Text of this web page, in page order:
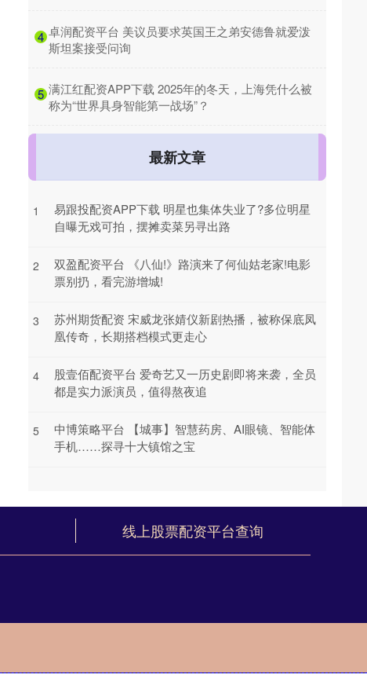
4 ​卓润配资平台 美议员要求英国王之弟安德鲁就爱泼
斯坦案接受问询
5 ​满江红配资APP下载 2025年的冬天，上海凭什么被
称为“世界具身智能第一战场”？
最新文章
1
易跟投配资APP下载 明星也集体失业了?多位明星
自曝无戏可拍，摆摊卖菜另寻出路
2
双盈配资平台 《八仙!》路演来了何仙姑老家!电影
票别扔，看完游增城!
3
苏州期货配资 宋威龙张婧仪新剧热播，被称保底凤
凰传奇，长期搭档模式更走心
4
股壹佰配资平台 爱奇艺又一历史剧即将来袭，全员
都是实力派演员，值得熬夜追
5
中博策略平台 【城事】智慧药房、AI眼镜、智能体
手机……探寻十大镇馆之宝
线上股票配资平台查询